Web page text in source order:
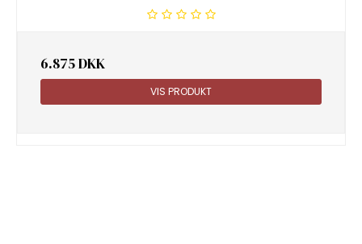
6.875 DKK
VIS PRODUKT